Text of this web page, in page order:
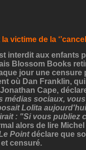
victime de la
interdit aux enfants
Blossom Books
jour une
où Dan Franklin,
Cape,
médias sociaux,
Lolita
: "Si vous publiez
alors de lire
Pointdéclare que
censuré.